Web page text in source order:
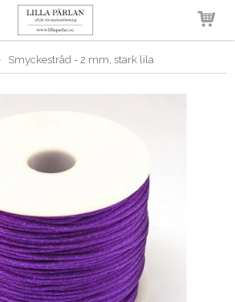
har blivit tillagd i
varukorgen
Smyckestråd - 2 mm, stark lila